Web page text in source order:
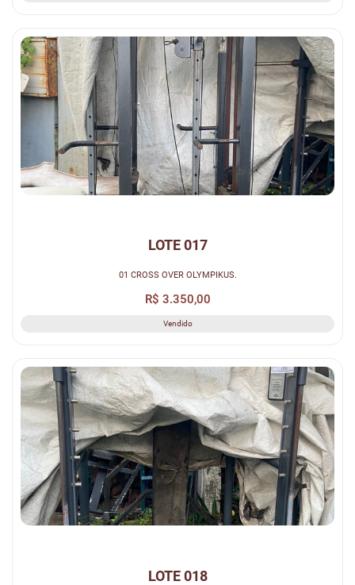
LOTE 017
01 CROSS OVER OLYMPIKUS.
R$ 3.350,00
Vendido
LOTE 018